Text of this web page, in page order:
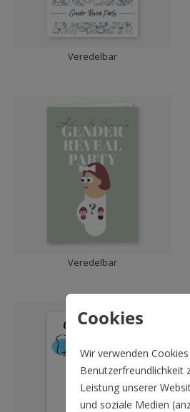
Cookies
Wir verwenden
Benutzerfreundlichkeit
Leistung unserer
und soziale Medien
Veredelbar
Veredelbar